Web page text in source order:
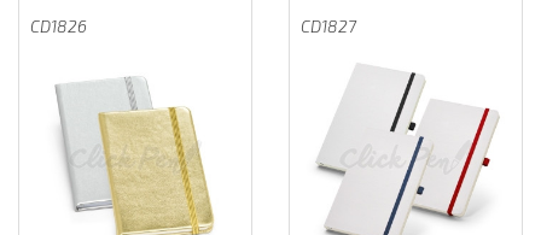
CD1826 CD1827